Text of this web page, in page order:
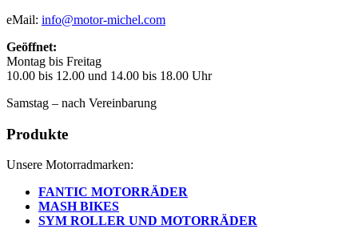
eMail: info@motor-michel.com
Geöffnet:
Montag bis Freitag
10.00 bis 12.00 und 14.00 bis 18.00 Uhr
Samstag – nach Vereinbarung
Produkte
Unsere Motorradmarken:
FANTIC MOTORRÄDER
MASH BIKES
SYM ROLLER UND MOTORRÄDER